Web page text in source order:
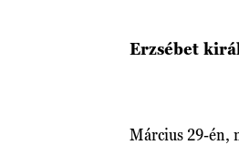
Erzsébet
Március 29-én,